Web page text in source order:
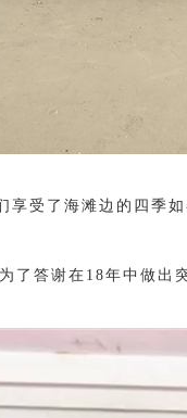
受了海滩边的四季
答谢在18年中做